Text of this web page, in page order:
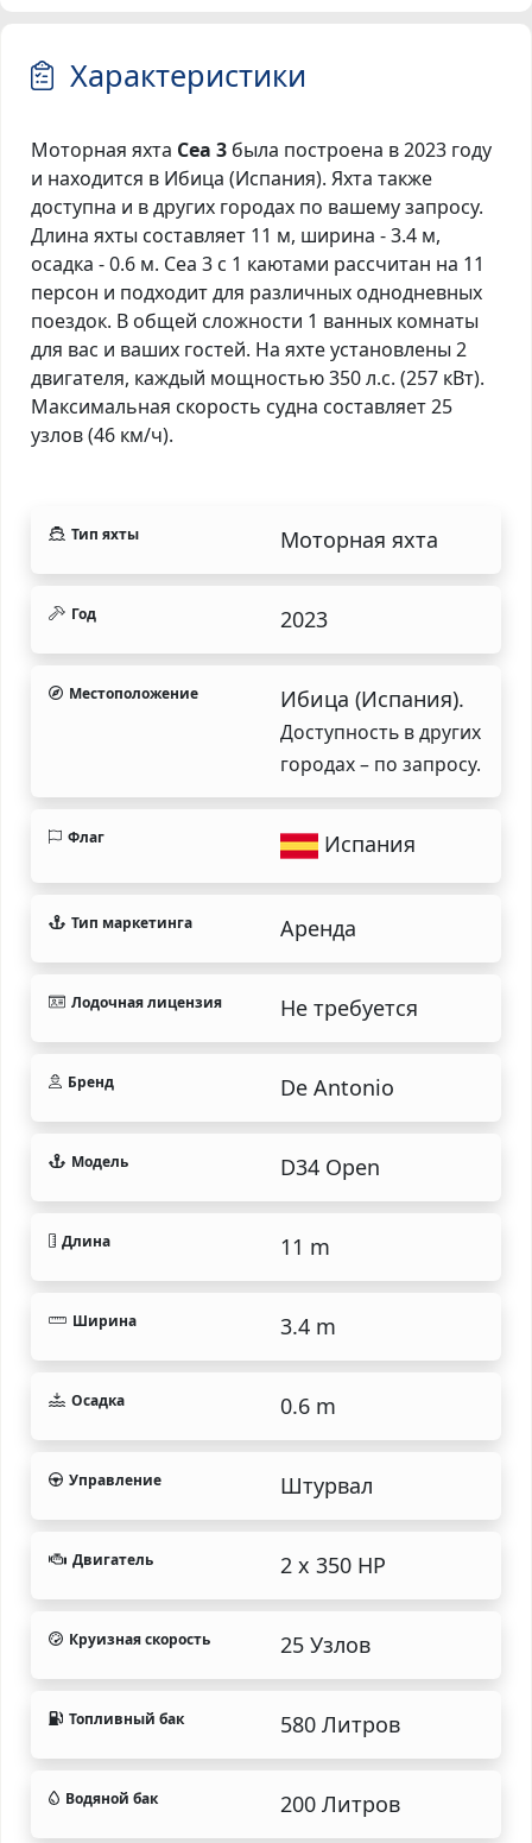
Характеристики
Моторная яхта Cea 3 была построена в 2023 году
и находится в Ибица (Испания). Яхта также
доступна и в других городах по вашему запросу.
Длина яхты составляет 11 м, ширина - 3.4 м,
осадка - 0.6 м. Cea 3 с 1 каютами рассчитан на 11
персон и подходит для различных однодневных
поездок. В общей сложности 1 ванных комнаты
для вас и ваших гостей. На яхте установлены 2
двигателя, каждый мощностью 350 л.с. (257 кВт).
Максимальная скорость судна составляет 25
узлов (46 км/ч).
Тип яхты Моторная яхта
Год 2023
Местоположение Ибица (Испания).
Доступность в других
городах – по запросу.
Флаг Испания
Тип маркетинга Аренда
Лодочная лицензия Не требуется
Бренд De Antonio
Модель D34 Open
Длина 11 m
Ширина 3.4 m
Осадка 0.6 m
Управление Штурвал
Двигатель 2 x 350 HP
Круизная скорость 25 Узлов
Топливный бак 580 Литров
Водяной бак 200 Литров